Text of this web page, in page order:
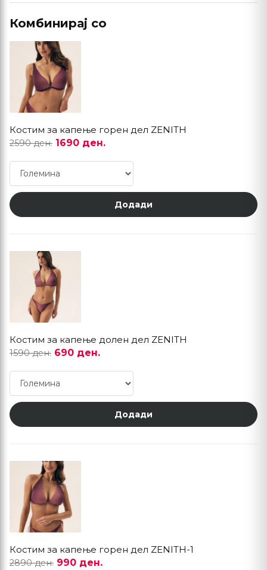
Комбинирај со
Костим за капење горен дел ZENITH
2590 ден. 1690 ден.
Додади
Костим за капење долен дел ZENITH
1590 ден. 690 ден.
Додади
Костим за капење горен дел ZENITH-1
2890 ден. 990 ден.